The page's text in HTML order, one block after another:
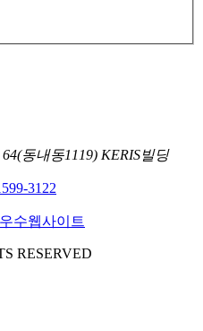
동내동1119) KERIS빌딩
3122
RESERVED